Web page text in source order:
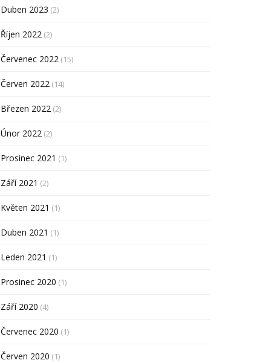
Duben 2023 (2)
Říjen 2022(2)
Červenec 2022(15)
Červen 2022(14)
Březen 2022(2)
Únor 2022(2)
Prosinec 2021 (1)
Září 2021 (2)
Květen 2021 (1)
Duben 2021 (1)
Leden 2021 (1)
Prosinec 2020 (1)
Září 2020 (4)
Červenec 2020 (1)
Červen 2020 (1)